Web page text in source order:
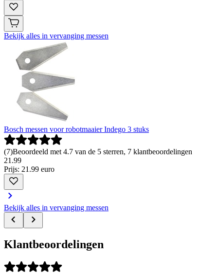
Bekijk alles in vervanging messen
Bosch messen voor robotmaaier Indego 3 stuks
(7)Beoordeeld met 4.7 van de 5 sterren, 7 klantbeoordelingen
21 .99
Prijs: 21.99 euro
Bekijk alles in vervanging messen
Klantbeoordelingen